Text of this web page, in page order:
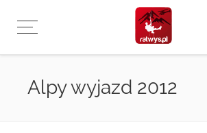
Alpy wyjazd 2012